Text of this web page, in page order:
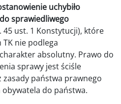
uchybiło
sprawiedliwego
ust. 1 Konstytucji), które
nie podlega
absolutny. Prawo do
sprawy jest ściśle
zasady państwa prawnego
do państwa.